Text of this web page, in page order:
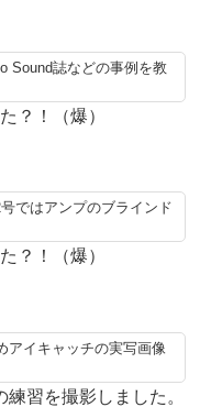
Sound誌などの事例を教
？！（爆）
ではアンプのブラインド
？！（爆）
アイキャッチの実写画像
習を撮影しました。